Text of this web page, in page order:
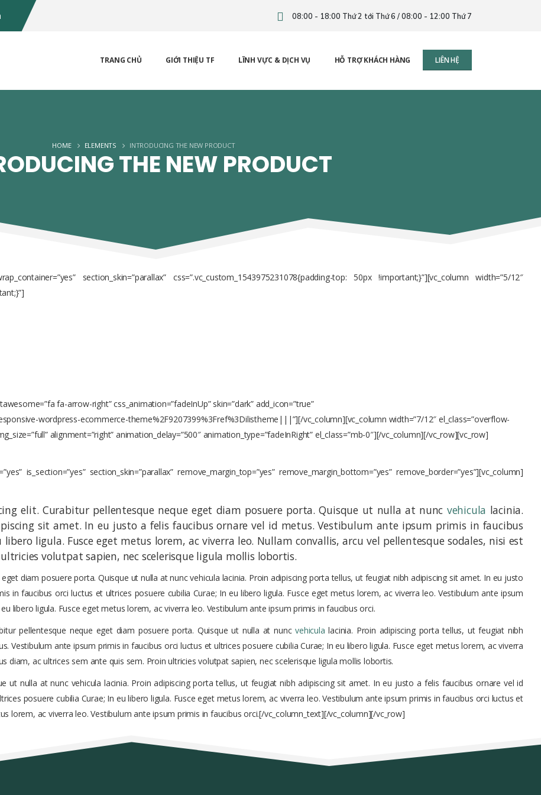
08:00 - 18:00 Thứ 2 tới Thứ 6 / 08:00 - 12:00 Thứ 7
TRANG CHỦ GIỚI THIỆU TF LĨNH VỰC & DỊCH VỤ HỖ TRỢ KHÁCH HÀNG LIÊN HỆ
HOME ELEMENTS INTRODUCING THE NEW PRODUCT
THE NEW PRODUCT
section_skin=”parallax” css=”.vc_custom_1543975231078{padding-top: 50px !important;}”][vc_column width=”5/12″
fa-arrow-right” css_animation=”fadeInUp” skin=”dark” add_icon=”true”
wordpress-ecommerce-theme%2F9207399%3Fref%3Dilistheme|||”][/vc_column][vc_column width=”7/12″ el_class=”overflow-
alignment=”right” animation_delay=”500″ animation_type=”fadeInRight” el_class=”mb-0″][/vc_column][/vc_row][vc_row]
is_section=”yes” section_skin=”parallax” remove_margin_top=”yes” remove_margin_bottom=”yes” remove_border=”yes”][vc_column]
elit. Curabitur pellentesque neque eget diam posuere porta. Quisque ut nulla at nunc vehicula lacinia.
sit amet. In eu justo a felis faucibus ornare vel id metus. Vestibulum ante ipsum primis in faucibus
ligula. Fusce eget metus lorem, ac viverra leo. Nullam convallis, arcu vel pellentesque sodales, nisi est
volutpat sapien, nec scelerisque ligula mollis lobortis.
diam posuere porta. Quisque ut nulla at nunc vehicula lacinia. Proin adipiscing porta tellus, ut feugiat nibh adipiscing sit amet. In eu justo
in faucibus orci luctus et ultrices posuere cubilia Curae; In eu libero ligula. Fusce eget metus lorem, ac viverra leo. Vestibulum ante ipsum
libero ligula. Fusce eget metus lorem, ac viverra leo. Vestibulum ante ipsum primis in faucibus orci.
pellentesque neque eget diam posuere porta. Quisque ut nulla at nuncvehicula lacinia. Proin adipiscing porta tellus, ut feugiat nibh
Vestibulum ante ipsum primis in faucibus orci luctus et ultrices posuere cubilia Curae; In eu libero ligula. Fusce eget metus lorem, ac viverra
diam, ac ultrices sem ante quis sem. Proin ultricies volutpat sapien, nec scelerisque ligula mollis lobortis.
ut nulla at nunc vehicula lacinia. Proin adipiscing porta tellus, ut feugiat nibh adipiscing sit amet. In eu justo a felis faucibus ornare vel id
posuere cubilia Curae; In eu libero ligula. Fusce eget metus lorem, ac viverra leo. Vestibulum ante ipsum primis in faucibus orci luctus et
lorem, ac viverra leo. Vestibulum ante ipsum primis in faucibus orci.[/vc_column_text][/vc_column][/vc_row]